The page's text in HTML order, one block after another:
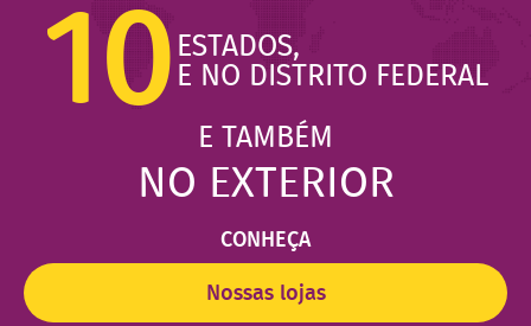
CONHEÇA
Nossas lojas
10 ESTADOS,
E NO DISTRITO FEDERAL
E TAMBÉM
NO EXTERIOR